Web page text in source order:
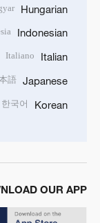
Hungarian
Indonesian
Italian
Italiano
Japanese
語
Korean
한국어
OUR APP